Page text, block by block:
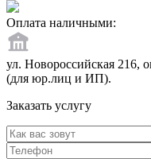
Оплата наличными:
ул. Новороссийская 216,
(для юр.лиц и ИП).
Заказать услугу